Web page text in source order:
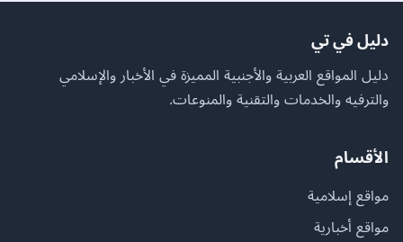
دليل في تي
دليل المواقع العربية والأجنبية المميزة في الأخبار والإسلامي
والترفيه والخدمات والتقنية والمنوعات.
الأقسام
مواقع إسلامية
مواقع أخبارية